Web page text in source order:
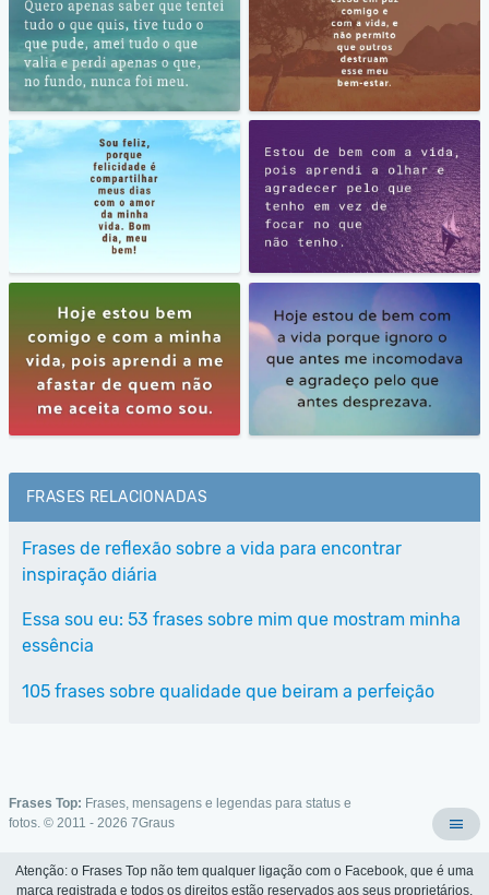
FRASES RELACIONADAS
Frases de reflexão sobre a vida para encontrar
inspiração diária
Essa sou eu: 53 frases sobre mim que mostram minha
essência
105 frases sobre qualidade que beiram a perfeição
Frases Top: Frases, mensagens e legendas para status e
fotos. © 2011 - 2026 7Graus
Atenção: o Frases Top não tem qualquer ligação com o Facebook, que é uma
marca registrada e todos os direitos estão reservados aos seus proprietários.